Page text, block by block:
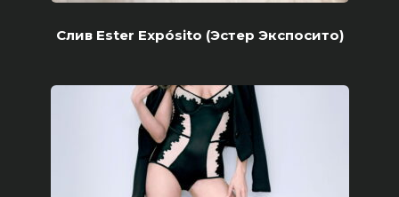
Слив Ester Expósito (Эстер Экспосито)